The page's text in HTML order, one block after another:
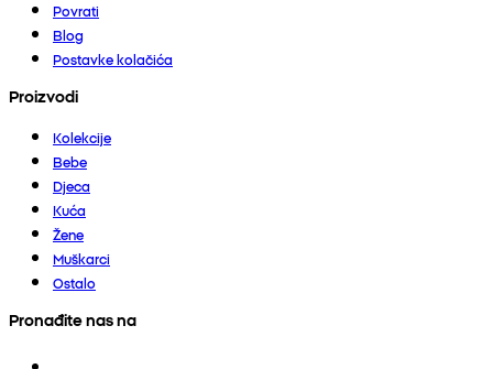
Povrati
Blog
Postavke kolačića
Proizvodi
Kolekcije
Bebe
Djeca
Kuća
Žene
Muškarci
Ostalo
Pronađite nas na